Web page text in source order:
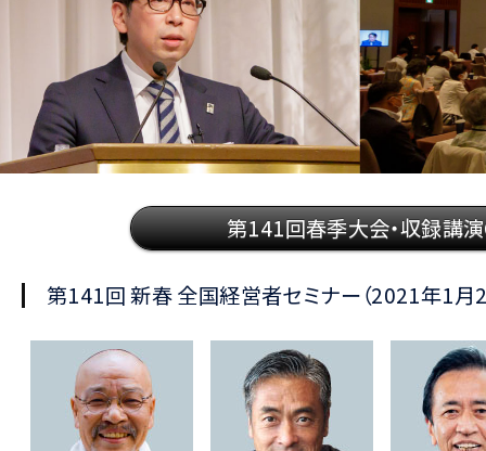
第141回春季大会・収録講
第141回 新春 全国経営者セミナー（2021年1月